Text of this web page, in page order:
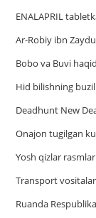
ENALAPRIL
Ar-Robiy ibn
Bobo va Buvi
Hid bilishning
Deadhunt New
Onajon tugilgan
Yosh qizlar
Trаnsport
Ruanda